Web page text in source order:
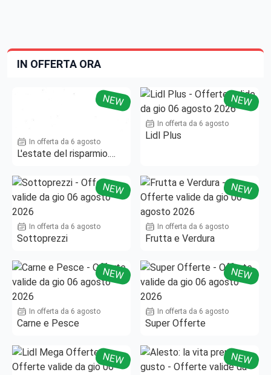
IN OFFERTA ORA
NEW
In offerta da 6 agosto
L'estate del risparmio.
NEW
In offerta da 6 agosto
Lidl Plus
NEW
In offerta da 6 agosto
Sottoprezzi
NEW
In offerta da 6 agosto
Frutta e Verdura
NEW
In offerta da 6 agosto
Carne e Pesce
NEW
In offerta da 6 agosto
Super Offerte
NEW NEW